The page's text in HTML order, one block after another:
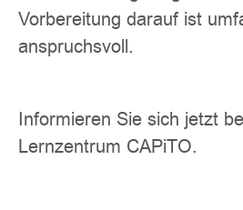
Vorbereitung darauf ist
anspruchsvoll.
Informieren Sie sich jetzt
Lernzentrum CAPiTO.